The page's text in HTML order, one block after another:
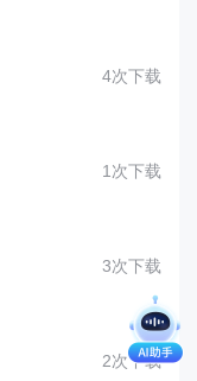
4次下载
1次下载
3次下载
2次下载